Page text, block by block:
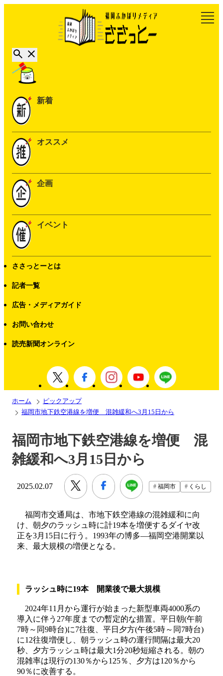
新着
オススメ
企画
イベント
ささっとーとは
記者一覧
広告・メディアガイド
お問い合わせ
読売新聞オンライン
ホーム
ピックアップ
福岡市地下鉄空港線を増便 混雑緩和へ3月15日から
福岡市地下鉄空港線を増便 混
雑緩和へ3月15日から
2025.02.07 福岡市 くらし
福岡市交通局は、市地下鉄空港線の混雑緩和に向
け、朝夕のラッシュ時に計19本を増便するダイヤ改
正を3月15日に行う。1993年の博多―福岡空港開業以
来、最大規模の増便となる。
ラッシュ時に19本 開業後で最大規模
2024年11月から運行が始まった新型車両4000系の
導入に伴う27年度までの暫定的な措置。平日朝(午前
7時～同9時台)に7往復、平日夕方(午後5時～同7時台)
に12往復増便し、朝ラッシュ時の運行間隔は最大20
秒、夕方ラッシュ時は最大1分20秒短縮される。朝の
混雑率は現行の130％から125％、夕方は120％から
90％に改善する。